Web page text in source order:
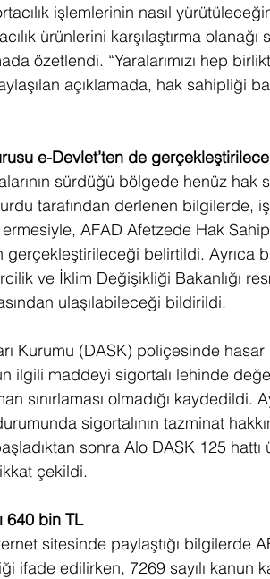
işlemlerinin nasıl
ürünlerini karşılaştırma
özetlendi. “Yaralarımızı hep
açıklamada, hak sahipliği
e-Devlet’ten de
sürdüğü bölgede henüz hak
tarafından derlenen bilgilerde,
ermesiyle, AFAD Afetzede Hak
gerçekleştirileceği belirtildi. Ayrıca
ve İklim Değişikliği Bakanlığı
ulaşılabileceği bildirildi.
Kurumu (DASK) poliçesinde
ilgili maddeyi sigortalı lehinde
sınırlaması olmadığı kaydedildi.
sigortalının tazminat
sonra Alo DASK 125
çekildi.
640 bin TL
sitesinde paylaştığı bilgilerde
ifade edilirken, 7269 sayılı kanun